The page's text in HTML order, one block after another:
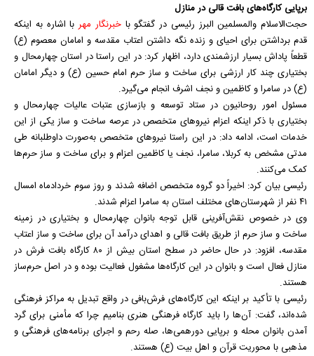
برپایی کارگاه‌های بافت قالی در منازل
حجت‌الاسلام والمسلمین البرز رئیسی در گفتگو باخبرنگار مهر با اشاره به اینکه
قدم برداشتن برای احیای و زنده نگه داشتن اعتاب مقدسه و امامان معصوم (ع)
قطعاً پاداش بسیار ارزشمندی دارد، اظهار کرد: در این راستا در استان چهارمحال و
بختیاری چند کار ارزشی برای ساخت و ساز حرم امام حسین (ع) و دیگر امامان
(ع) در سامرا و کاظمین و نجف اشرف انجام می‌گیرد.
مسئول امور روحانیون در ستاد توسعه و بازسازی عتبات عالیات چهارمحال و
بختیاری با ذکر اینکه اعزام نیرو‌های متخصص در عرصه ساخت و ساز یکی از این
خدمات است، ادامه داد: در این راستا نیرو‌های متخصص به‌صورت داوطلبانه طی
مدتی مشخص به کربلا، سامرا، نجف یا کاظمین اعزام و برای ساخت و ساز حرم‌ها
کمک می‌کنند.
رئیسی بیان کرد: اخیراً دو گروه متخصص اضافه شدند و روز سوم خردادماه امسال
۴۱ نفر از شهرستان‌های مختلف استان به سامرا اعزام شدند.
وی در خصوص نقش‌آفرینی قابل توجه بانوان چهارمحال و بختیاری در زمینه
ساخت و ساز حرم از طریق بافت قالی و اهدای درآمد آن برای ساخت و ساز اعتاب
مقدسه، افزود: در حال حاضر در سطح استان بیش از ۸۰ کارگاه بافت فرش در
منازل فعال است و بانوان در این کارگاه‌ها مشغول فعالیت بوده و در اصل حرم‌ساز
هستند.
رئیسی با تأکید بر اینکه این کارگاه‌های فرش‌بافی در واقع تبدیل به مراکز فرهنگی
شده‌اند، گفت: آن‌ها را باید کارگاه فرهنگی هنری بنامیم چرا که مأمنی برای گرد
آمدن بانوان محله و برپایی دورهمی‌ها، صله رحم و اجرای برنامه‌های فرهنگی و
مذهبی با محوریت قرآن و اهل بیت (ع) هستند.